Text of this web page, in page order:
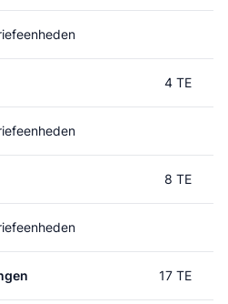
4 TE
8 TE
17 TE